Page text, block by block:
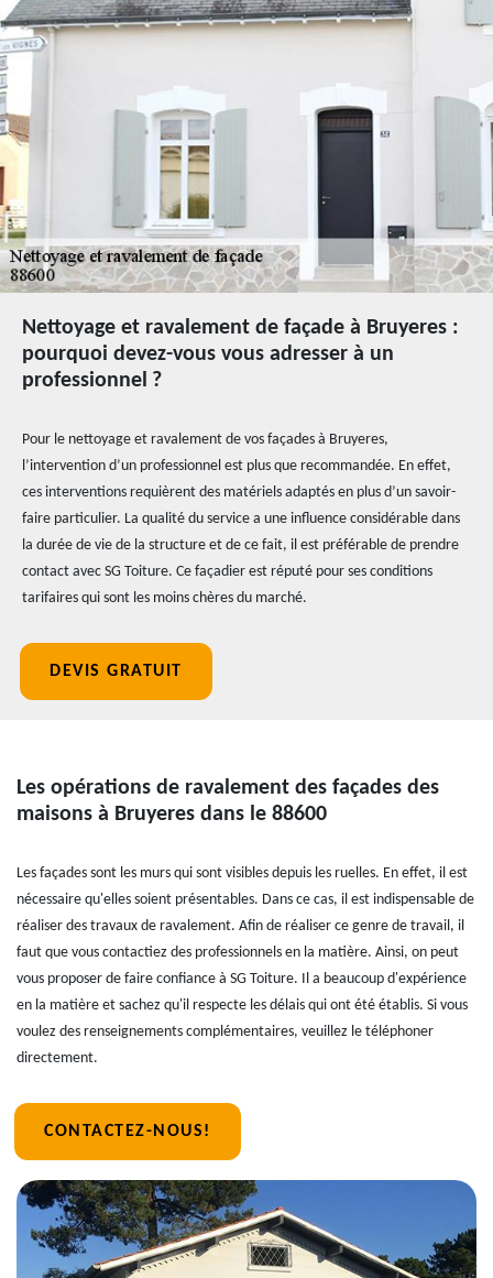
Nettoyage et ravalement de façade à Bruyeres :
pourquoi devez-vous vous adresser à un
professionnel ?
Pour le nettoyage et ravalement de vos façades à Bruyeres,
l’intervention d’un professionnel est plus que recommandée. En effet,
ces interventions requièrent des matériels adaptés en plus d’un savoir-
faire particulier. La qualité du service a une influence considérable dans
la durée de vie de la structure et de ce fait, il est préférable de prendre
contact avec SG Toiture. Ce façadier est réputé pour ses conditions
tarifaires qui sont les moins chères du marché.
DEVIS GRATUIT
Les opérations de ravalement des façades des
maisons à Bruyeres dans le 88600
Les façades sont les murs qui sont visibles depuis les ruelles. En effet, il est
nécessaire qu'elles soient présentables. Dans ce cas, il est indispensable de
réaliser des travaux de ravalement. Afin de réaliser ce genre de travail, il
faut que vous contactiez des professionnels en la matière. Ainsi, on peut
vous proposer de faire confiance à SG Toiture. Il a beaucoup d'expérience
en la matière et sachez qu'il respecte les délais qui ont été établis. Si vous
voulez des renseignements complémentaires, veuillez le téléphoner
directement.
CONTACTEZ-NOUS!